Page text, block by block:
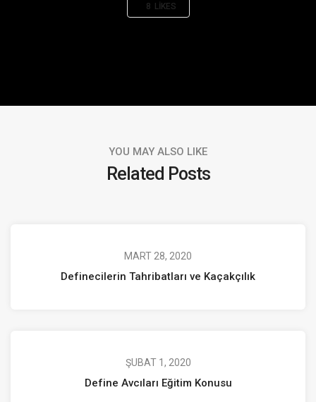
8 LIKES
YOU MAY ALSO LIKE
Related Posts
MART 28, 2020
Definecilerin Tahribatları ve Kaçakçılık
ŞUBAT 1, 2020
Define Avcıları Eğitim Konusu